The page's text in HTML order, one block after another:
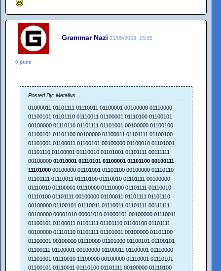
Grammar Nazi 21/09/2009, 15:35
0 punti
Posted By: Metallus
01000011 01101111 01110011 01100001 00100000 01110000
01100101 01101110 01110011 01100001 01110100 01100101
00100000 01110110 01101111 01101001 00100000 01100100
01100101 01101100 00100000 01100011 01101111 01100100
01101001 01100011 01100101 00100000 01100010 01101001
01101110 01100001 01110010 01101001 01101111 00111111
00100000 01010001 01110101 01100001 01101100 00100111
11101000 00100000 01101001 01101100 00100000 01110110
01101111 01110011 01110100 01110010 01101111 00100000
01110010 01100001 01110000 01110000 01101111 01110010
01110100 01101111 00100000 01100011 01101111 01101110
00100000 01100101 01110011 01110011 01101111 00111111
00100000 00001010 00001010 01000101 00100000 01110011
01100101 01100011 01101111 01101110 01100100 01101111
00100000 01110110 01101111 01101001 00100000 01101100
01100001 00100000 01110000 01101000 01100101 01100101
01100111 01100001 00100000 01100011 01100001 01110000
01101001 01110010 11100000 00100000 01110001 01110101
01100101 01110011 01110100 01101111 00100000 01110100